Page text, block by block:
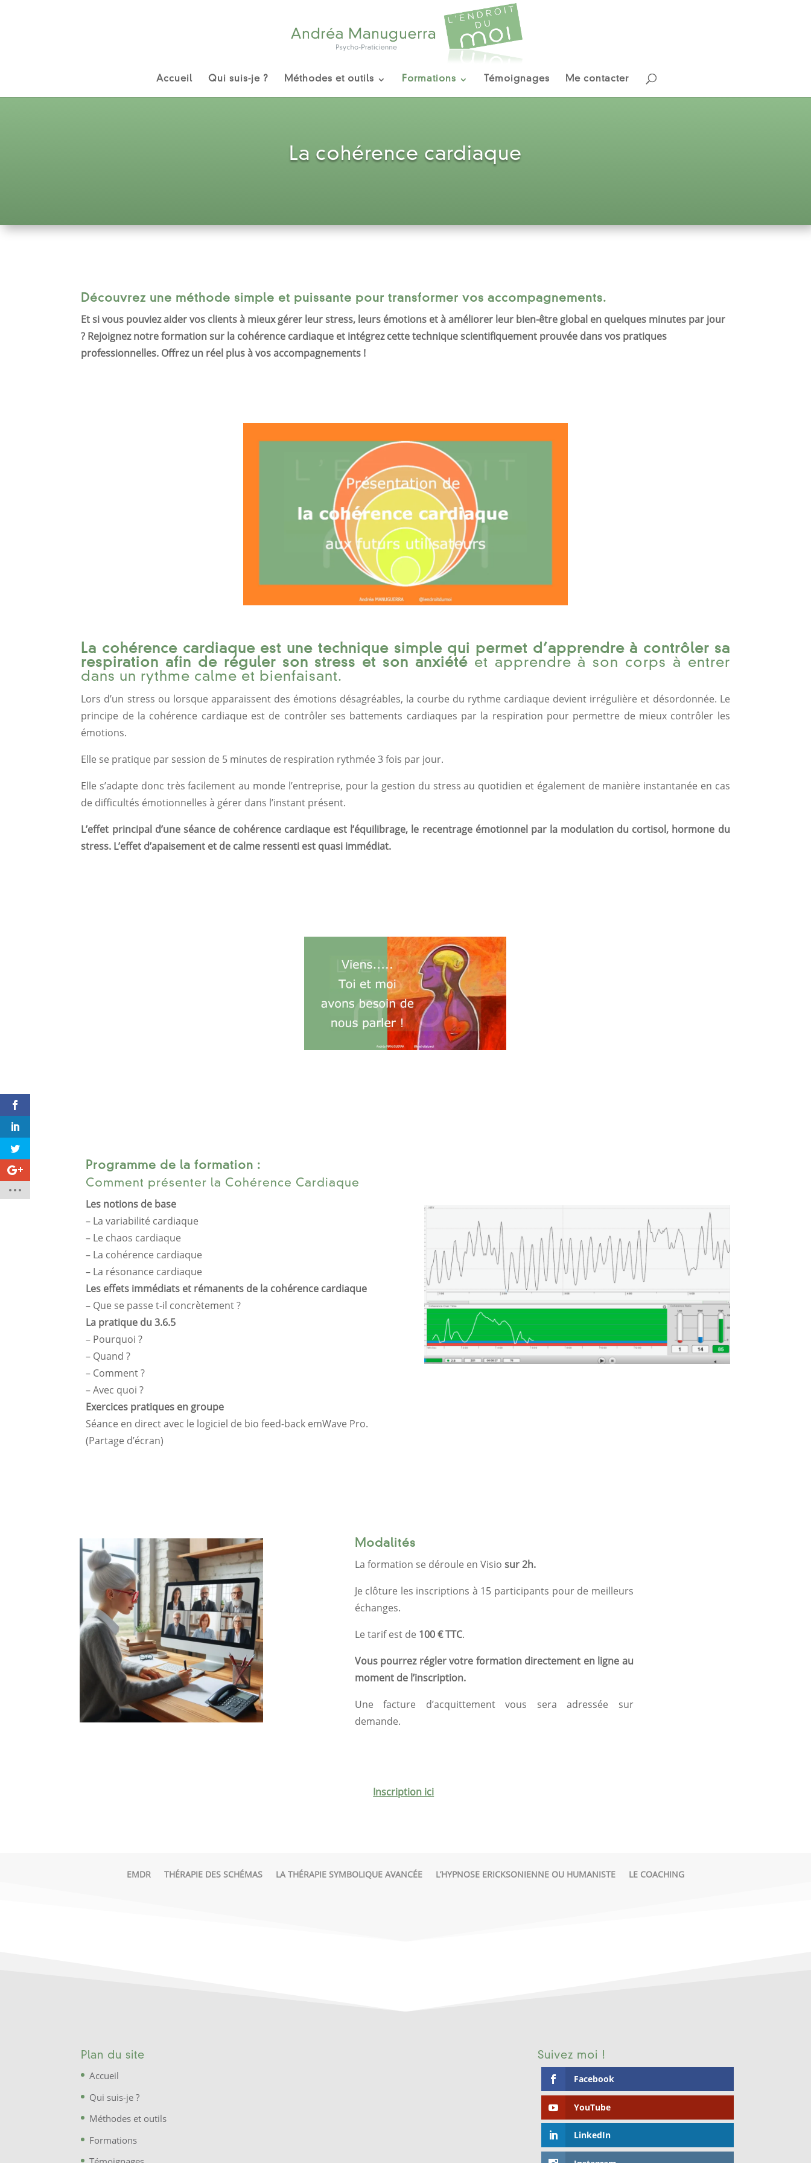
Accueil Qui suis-je ? Méthodes et outils Formations Témoignages Me contacter
La cohérence cardiaque
Découvrez une méthode simple et puissante pour transformer vos accompagnements.
Et si vous pouviez aider vos clients à mieux gérer leur stress, leurs émotions et à améliorer leur bien-être global en quelques minutes par jour
? Rejoignez notre formation sur la cohérence cardiaque et intégrez cette technique scientifiquement prouvée dans vos pratiques
professionnelles. Offrez un réel plus à vos accompagnements !
La cohérence cardiaque est une technique simple qui permet d’apprendre à contrôler sa
respiration afin de réguler son stress et son anxiétéet apprendre à son corps à entrer
dans un rythme calme et bienfaisant.
Lors d’un stress ou lorsque apparaissent des émotions désagréables, la courbe du rythme cardiaque devient irrégulière et désordonnée. Le
principe de la cohérence cardiaque est de contrôler ses battements cardiaques par la respiration pour permettre de mieux contrôler les
émotions.
Elle se pratique par session de 5 minutes de respiration rythmée 3 fois par jour.
Elle s’adapte donc très facilement au monde l’entreprise, pour la gestion du stress au quotidien et également de manière instantanée en cas
de difficultés émotionnelles à gérer dans l’instant présent.
L’effet principal d’une séance de cohérence cardiaque est l’équilibrage, le recentrage émotionnel par la modulation du cortisol, hormone du
stress. L’effet d’apaisement et de calme ressenti est quasi immédiat.
Programme de la formation :
Comment présenter la Cohérence Cardiaque
Les notions de base
– La variabilité cardiaque
– Le chaos cardiaque
– La cohérence cardiaque
– La résonance cardiaque
Les effets immédiats et rémanents de la cohérence cardiaque
– Que se passe t-il concrètement ?
La pratique du 3.6.5
– Pourquoi ?
– Quand ?
– Comment ?
– Avec quoi ?
Exercices pratiques en groupe
Séance en direct avec le logiciel de bio feed-back emWave Pro.
(Partage d’écran)
Modalités
La formation se déroule en Visio sur 2h.
Je clôture les inscriptions à 15 participants pour de meilleurs
échanges.
Le tarif est de 100 € TTC.
Vous pourrez régler votre formation directement en ligne au
moment de l’inscription.
Une facture d’acquittement vous sera adressée sur
demande.
Inscription ici
EMDR THÉRAPIE DES SCHÉMAS LA THÉRAPIE SYMBOLIQUE AVANCÉE L’HYPNOSE ERICKSONIENNE OU HUMANISTE LE COACHING
Plan du site
Accueil
Qui suis-je ?
Méthodes et outils
Formations
Suivez moi !
Facebook
YouTube
LinkedIn